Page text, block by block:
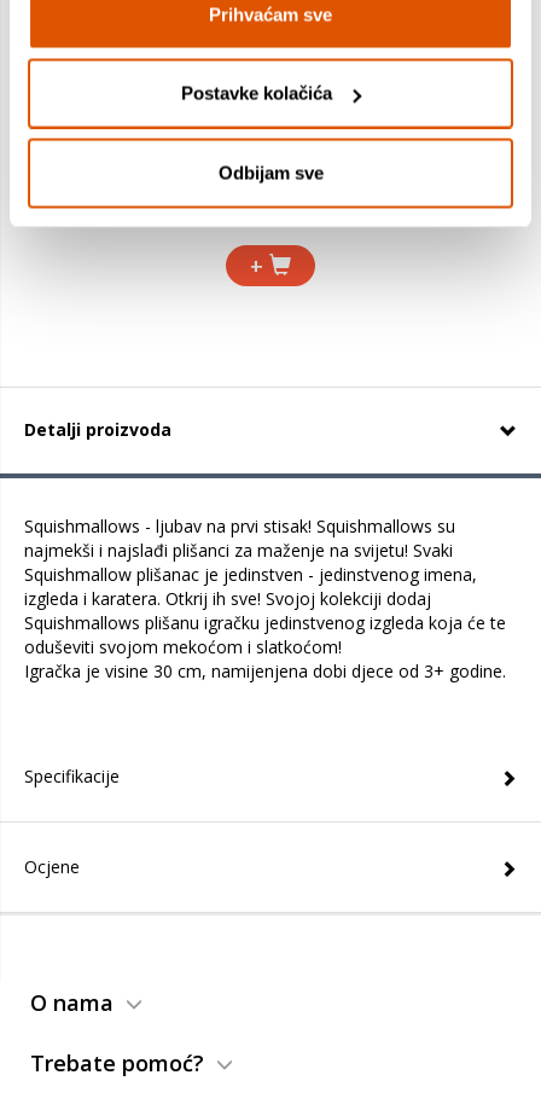
Prihvaćam sve
Postavke kolačića
Odbijam sve
Squishmallows - Hanna - Ljubičasti nilski konj s cvjetnim
trbuhom - 35cm
21,99 €
11,70 €
+
Detalji proizvoda
Squishmallows - ljubav na prvi stisak! Squishmallows su
najmekši i najslađi plišanci za maženje na svijetu! Svaki
Squishmallow plišanac je jedinstven - jedinstvenog imena,
izgleda i karatera. Otkrij ih sve! Svojoj kolekciji dodaj
Squishmallows plišanu igračku jedinstvenog izgleda koja će te
oduševiti svojom mekoćom i slatkoćom!
Igračka je visine 30 cm, namijenjena dobi djece od 3+ godine.
Specifikacije
Ocjene
O nama
Trebate pomoć?